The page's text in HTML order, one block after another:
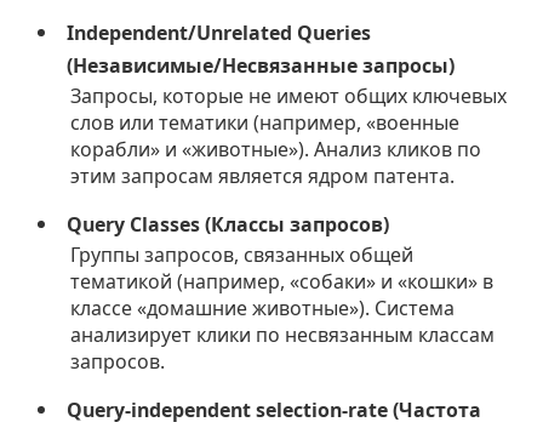
Independent/Unrelated Queries
(Независимые/Несвязанные запросы)
Запросы, которые не имеют общих ключевых
слов или тематики (например, «военные
корабли» и «животные»). Анализ кликов по
этим запросам является ядром патента.
Query Classes (Классы запросов)
Группы запросов, связанных общей
тематикой (например, «собаки» и «кошки» в
классе «домашние животные»). Система
анализирует клики по несвязанным классам
запросов.
Query-independent selection-rate (Частота